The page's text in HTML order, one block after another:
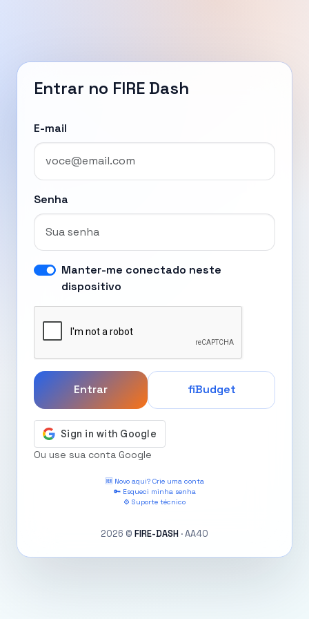
Entrar no FIRE Dash
E-mail
Senha
Manter-me conectado neste
dispositivo
Entrar fiBudget
Ou use sua conta Google
🆕 Novo aqui? Crie uma conta
🔑 Esqueci minha senha
⚙️ Suporte técnico
2026 © FIRE-DASH · AA40